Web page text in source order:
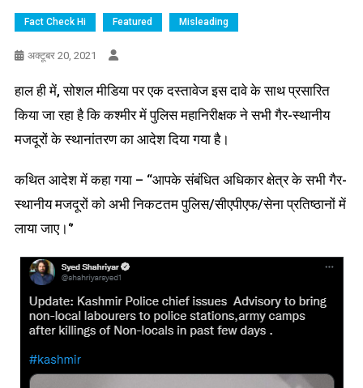
Fact Check Hi Featured Misleading
अक्टूबर 20, 2021
हाल ही में, सोशल मीडिया पर एक दस्तावेज इस दावे के साथ प्रसारित
किया जा रहा है कि कश्मीर में पुलिस महानिरीक्षक ने सभी गैर-स्थानीय
मजदूरों के स्थानांतरण का आदेश दिया गया है।
कथित आदेश में कहा गया – “आपके संबंधित अधिकार क्षेत्र के सभी गैर-
स्थानीय मजदूरों को अभी निकटतम पुलिस/सीएपीएफ/सेना प्रतिष्ठानों में
लाया जाए।‘’